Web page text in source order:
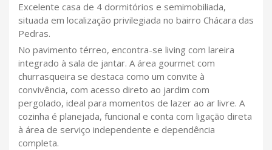
Excelente casa de 4 dormitórios e semimobiliada,
situada em localização privilegiada no bairro Chácara das
Pedras.
No pavimento térreo, encontra-se living com lareira
integrado à sala de jantar. A área gourmet com
churrasqueira se destaca como um convite à
convivência, com acesso direto ao jardim com
pergolado, ideal para momentos de lazer ao ar livre. A
cozinha é planejada, funcional e conta com ligação direta
à área de serviço independente e dependência
completa.